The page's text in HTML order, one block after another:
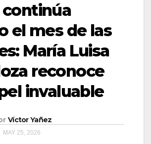
continúa
el mes de las
María Luisa
reconoce
invaluable
Víctor Yañez
MAY 25, 2026